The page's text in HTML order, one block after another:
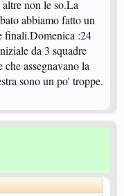
non le so.La
abbiamo fatto un
finali.Domenica :24
da 3 squadre
assegnavano la
sono un po' troppe.